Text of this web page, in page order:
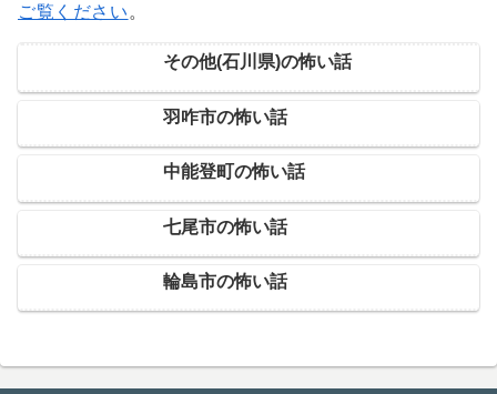
ご覧ください 。
その他(石川県)の怖い話
羽咋市の怖い話
中能登町の怖い話
七尾市の怖い話
輪島市の怖い話